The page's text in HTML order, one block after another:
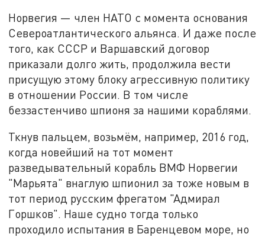
Норвегия — член НАТО с момента основания
Североатлантического альянса. И даже после
того, как СССР и Варшавский договор
приказали долго жить, продолжила вести
присущую этому блоку агрессивную политику
в отношении России. В том числе
беззастенчиво шпионя за нашими кораблями.
Ткнув пальцем, возьмём, например, 2016 год,
когда новейший на тот момент
разведывательный корабль ВМФ Норвегии
"Марьята" внаглую шпионил за тоже новым в
тот период русским фрегатом "Адмирал
Горшков". Наше судно тогда только
проходило испытания в Баренцевом море, но